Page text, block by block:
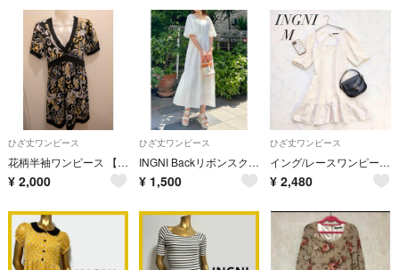
ひざ丈ワンピース
花柄半袖ワンピース 【INGNI】
¥ 2,000
ひざ丈ワンピース
INGNI Backリボンスクエアネックバルーンスリーブワンピース M ホワイト
¥ 1,500
ひざ丈ワンピース
イング/レースワンピースパフスリーブフレアひざ丈アイボリー系リボンドレス☘️
¥ 2,480